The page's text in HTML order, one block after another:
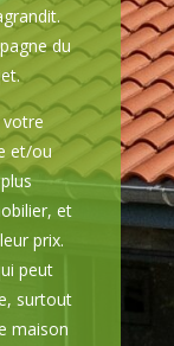
du
votre
et/ou
et
prix.
peut
surtout
maison